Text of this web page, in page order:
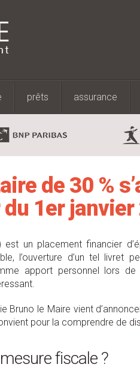
prêts assurance
de 30 %
1er janvier
est un placement financier
l’ouverture d’un tel livret
apport personnel lors
Bruno le Maire vient
pour la comprendre de
fiscale ?